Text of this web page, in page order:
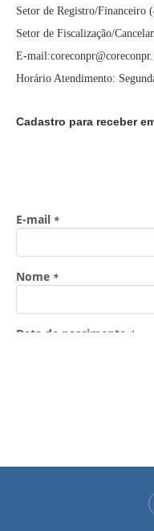
Setor de Registro/Financeiro
Setor de Fiscalização/
E-
Horário Atendimento:
Cadastro para receber